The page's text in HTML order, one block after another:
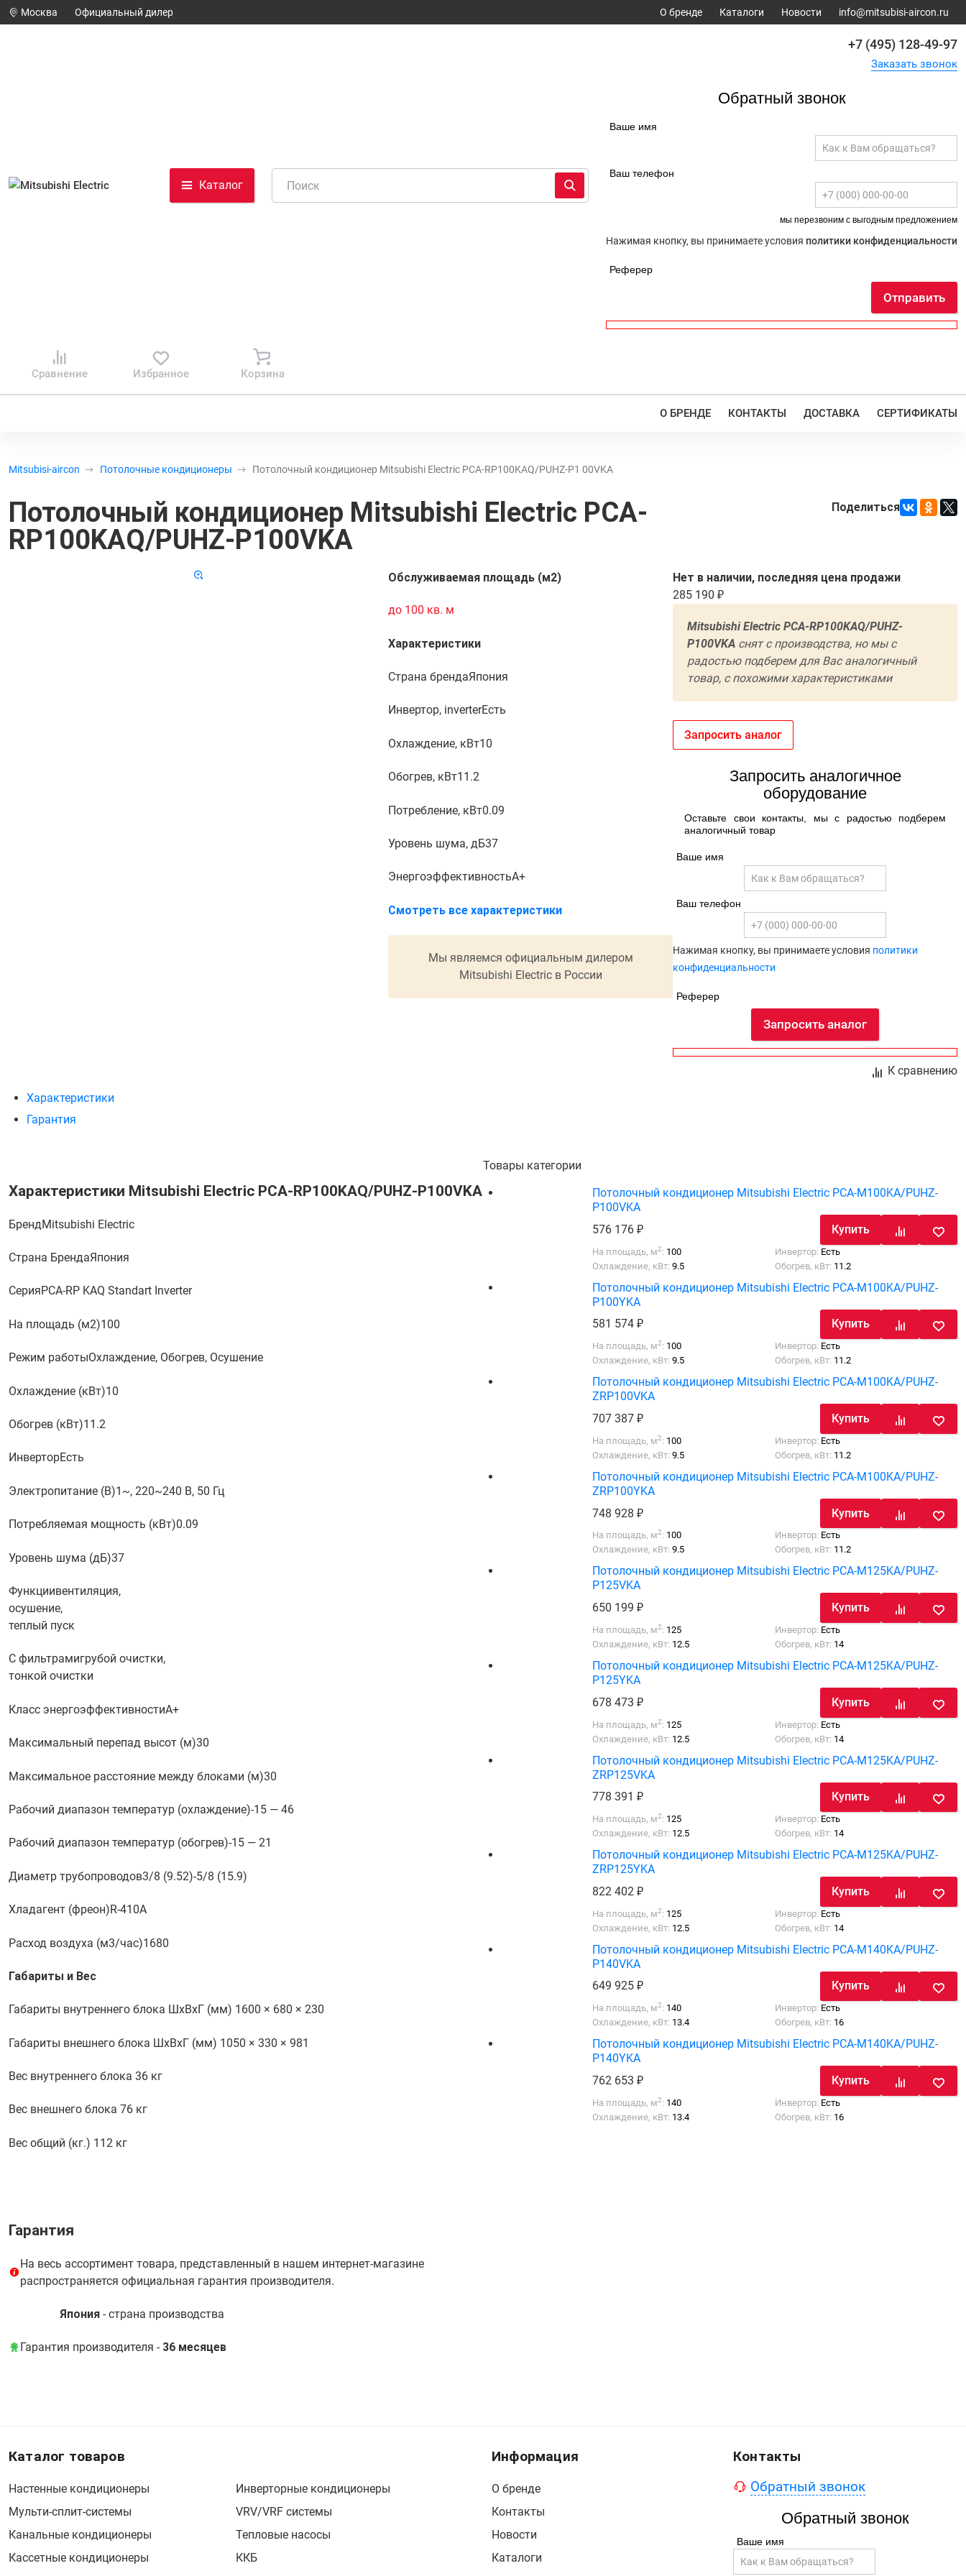
Москва Официальный дилер О бренде Каталоги Новости info@mitsubisi-aircon.ru
Каталог
+7 (495) 128-49-97
Заказать звонок
Обратный звонок
Ваше имя
Ваш телефон
мы перезвоним с выгодным предложением
Нажимая кнопку, вы принимаете условия политики конфиденциальности
Реферер
Отправить
Сравнение Избранное Корзина
О БРЕНДЕ КОНТАКТЫ ДОСТАВКА СЕРТИФИКАТЫ
Mitsubisi-aircon Потолочные кондиционеры Потолочный кондиционер Mitsubishi Electric PCA-RP100KAQ/PUHZ-P1 00VKA
Потолочный кондиционер Mitsubishi Electric PCA-
RP100KAQ/PUHZ-P100VKA
Поделиться
Нет в наличии, последняя цена продажи
285 190
Mitsubishi Electric PCA-RP100KAQ/PUHZ-
P100VKA cнят с производства, но мы с
радостью подберем для Вас аналогичный
товар, с похожими характеристиками
Запросить аналог
Запросить аналогичное
оборудование
Оставьте свои контакты, мы с радостью подберем
аналогичный товар
Ваше имя
Ваш телефон
Нажимая кнопку, вы принимаете условия политики
конфиденциальности
Реферер
Запросить аналог
К сравнению
Обслуживаемая площадь (м2)
до 100 кв. м
Характеристики
Страна брендаЯпония
Инвертор, inverterЕсть
Охлаждение, кВт10
Обогрев, кВт11.2
Потребление, кВт0.09
Уровень шума, дБ37
ЭнергоэффективностьA+
Смотреть все характеристики
Мы являемся официальным дилером
Mitsubishi Electric в России
Характеристики
Гарантия
Характеристики Mitsubishi Electric PCA-RP100KAQ/PUHZ-P100VKA
БрендMitsubishi Electric
Страна БрендаЯпония
СерияPCA-RP KAQ Standart Inverter
На площадь (м2)100
Режим работыОхлаждение, Обогрев, Осушение
Охлаждение (кВт)10
Обогрев (кВт)11.2
ИнверторЕсть
Электропитание (В)1~, 220~240 В, 50 Гц
Потребляемая мощность (кВт)0.09
Уровень шума (дБ)37
Функциивентиляция,
осушение,
теплый пуск
С фильтрамигрубой очистки,
тонкой очистки
Класс энергоэффективностиA+
Максимальный перепад высот (м)30
Максимальное расстояние между блоками (м)30
Рабочий диапазон температур (охлаждение)-15 — 46
Рабочий диапазон температур (обогрев)-15 — 21
Диаметр трубопроводов3/8 (9.52)-5/8 (15.9)
Хладагент (фреон)R-410A
Расход воздуха (м3/час)1680
Габариты и Вес
Габариты внутреннего блока ШхВхГ (мм) 1600 × 680 × 230
Габариты внешнего блока ШхВхГ (мм) 1050 × 330 × 981
Вес внутреннего блока 36 кг
Вес внешнего блока 76 кг
Вес общий (кг.) 112 кг
Гарантия
На весь ассортимент товара, представленный в нашем интернет-магазине
распространяется официальная гарантия производителя.
Япония - cтрана производства
Гарантия производителя - 36 месяцев
Товары категории
Потолочный кондиционер Mitsubishi Electric PCA-M100KA/PUHZ-
P100VKA
576 176
Купить
На площадь, м2: 100 Инвертор: Есть
Охлаждение, кВт: 9.5 Обогрев, кВт: 11.2
Потолочный кондиционер Mitsubishi Electric PCA-M100KA/PUHZ-
P100YKA
581 574
Купить
На площадь, м2: 100 Инвертор: Есть
Охлаждение, кВт: 9.5 Обогрев, кВт: 11.2
Потолочный кондиционер Mitsubishi Electric PCA-M100KA/PUHZ-
ZRP100VKA
707 387
Купить
На площадь, м2: 100 Инвертор: Есть
Охлаждение, кВт: 9.5 Обогрев, кВт: 11.2
Потолочный кондиционер Mitsubishi Electric PCA-M100KA/PUHZ-
ZRP100YKA
748 928
Купить
На площадь, м2: 100 Инвертор: Есть
Охлаждение, кВт: 9.5 Обогрев, кВт: 11.2
Потолочный кондиционер Mitsubishi Electric PCA-M125KA/PUHZ-
P125VKA
650 199
Купить
На площадь, м2: 125 Инвертор: Есть
Охлаждение, кВт: 12.5 Обогрев, кВт: 14
Потолочный кондиционер Mitsubishi Electric PCA-M125KA/PUHZ-
P125YKA
678 473
Купить
На площадь, м2: 125 Инвертор: Есть
Охлаждение, кВт: 12.5 Обогрев, кВт: 14
Потолочный кондиционер Mitsubishi Electric PCA-M125KA/PUHZ-
ZRP125VKA
778 391
Купить
На площадь, м2: 125 Инвертор: Есть
Охлаждение, кВт: 12.5 Обогрев, кВт: 14
Потолочный кондиционер Mitsubishi Electric PCA-M125KA/PUHZ-
ZRP125YKA
822 402
Купить
На площадь, м2: 125 Инвертор: Есть
Охлаждение, кВт: 12.5 Обогрев, кВт: 14
Потолочный кондиционер Mitsubishi Electric PCA-M140KA/PUHZ-
P140VKA
649 925
Купить
На площадь, м2: 140 Инвертор: Есть
Охлаждение, кВт: 13.4 Обогрев, кВт: 16
Потолочный кондиционер Mitsubishi Electric PCA-M140KA/PUHZ-
P140YKA
762 653
Купить
На площадь, м2: 140 Инвертор: Есть
Охлаждение, кВт: 13.4 Обогрев, кВт: 16
Каталог товаров
Настенные кондиционеры
Мульти-сплит-системы
Канальные кондиционеры
Кассетные кондиционеры
Инверторные кондиционеры
VRV/VRF системы
Тепловые насосы
ККБ
Информация
О бренде
Контакты
Новости
Каталоги
Контакты
Обратный звонок
Обратный звонок
Ваше имя